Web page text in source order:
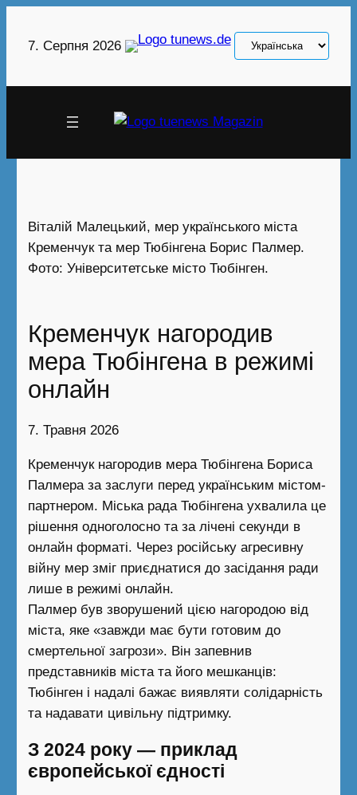
7. Серпня 2026
Вибрати
мову
Віталій Малецький, мер українського міста
Кременчук та мер Тюбінгена Борис Палмер.
Фото: Університетське місто Тюбінген.
Кременчук нагородив
мера Тюбінгена в режимі
онлайн
7. Травня 2026
Кременчук нагородив мера Тюбінгена Бориса
Палмера за заслуги перед українським містом-
партнером. Міська рада Тюбінгена ухвалила це
рішення одноголосно та за лічені секунди в
онлайн форматі. Через російську агресивну
війну мер зміг приєднатися до засідання ради
лише в режимі онлайн.
Палмер був зворушений цією нагородою від
міста, яке «завжди має бути готовим до
смертельної загрози». Він запевнив
представників міста та його мешканців:
Тюбінген і надалі бажає виявляти солідарність
та надавати цивільну підтримку.
З 2024 року — приклад
європейської єдності